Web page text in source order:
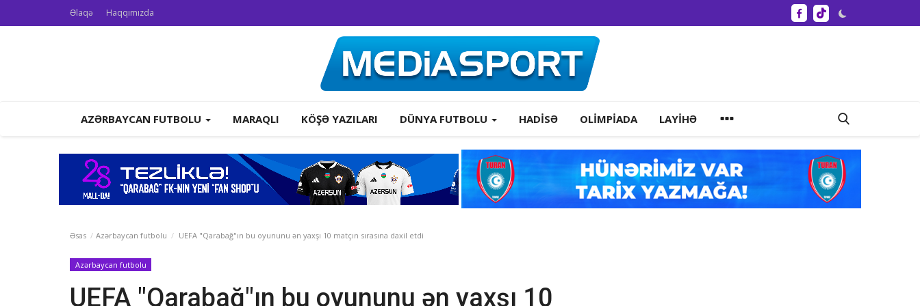
Əlaqə Haqqımızda
AZƏRBAYCAN FUTBOLU MARAQLI KÖŞƏ YAZILARI DÜNYA FUTBOLU HADISƏ OLIMPIADA LAYIHƏ
Əsas Azərbaycan futbolu UEFA "Qarabağ"ın bu oyununu ən yaxşı 10 matçın sırasına daxil etdi
Azərbaycan futbolu
UEFA "Qarabağ"ın bu oyununu ən yaxşı 10